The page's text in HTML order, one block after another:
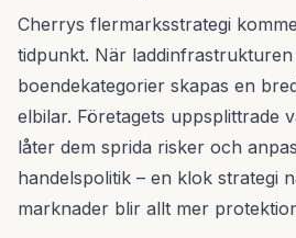
Cherrys flermarksstrategi
tidpunkt. När
boendekategorier skapas en
elbilar. Företagets uppsplittrade
låter dem sprida risker och
handelspolitik – en klok strategi
marknader blir allt mer